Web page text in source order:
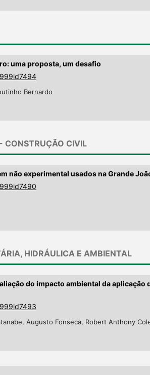
uma proposta, um desafio
Bernardo
CONSTRUÇÃO CIVIL
não experimental usados na Grande
HIDRÁULICA E AMBIENTAL
do impacto ambiental da aplicação
Augusto Fonseca, Robert Anthony